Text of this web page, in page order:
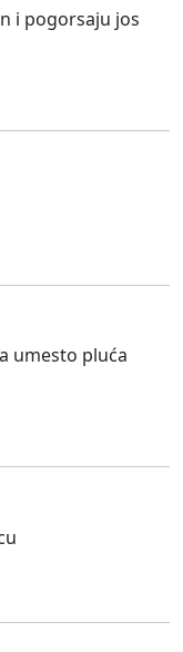
i pogorsaju jos
umesto pluća